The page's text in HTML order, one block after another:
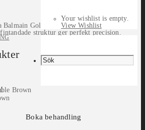
Your wishlist is empty.
View Wishlist
Boka behandling
Balmain Golden Tail Comb är perfekt för
struktur ger perfekt precision.